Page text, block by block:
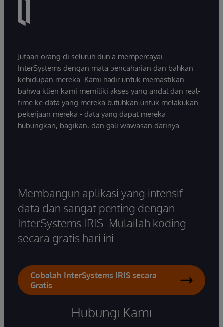
Jutaan orang di seluruh dunia mempercayai
InterSystems dengan mata pencaharian dan bahkan
kehidupan mereka. Kami hadir untuk memastikan
bahwa klien kami memiliki akses yang andal dan real-
time ke data yang mereka butuhkan untuk melakukan
pekerjaan mereka - data yang dapat mereka
hubungkan, bagikan, dan gali wawasan darinya.
Membangun aplikasi yang intensif
data dan sangat penting dengan
InterSystems IRIS. Mulailah koding
secara gratis hari ini.
Cobalah InterSystems IRIS secara
Gratis
Hubungi Kami